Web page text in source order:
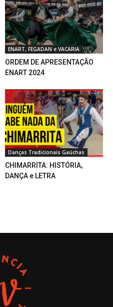
ENART, FEGADAN e VACARIA
ORDEM DE APRESENTAÇÃO
ENART 2024
Danças Tradicionais Gaúchas
CHIMARRITA: HISTÓRIA,
DANÇA e LETRA